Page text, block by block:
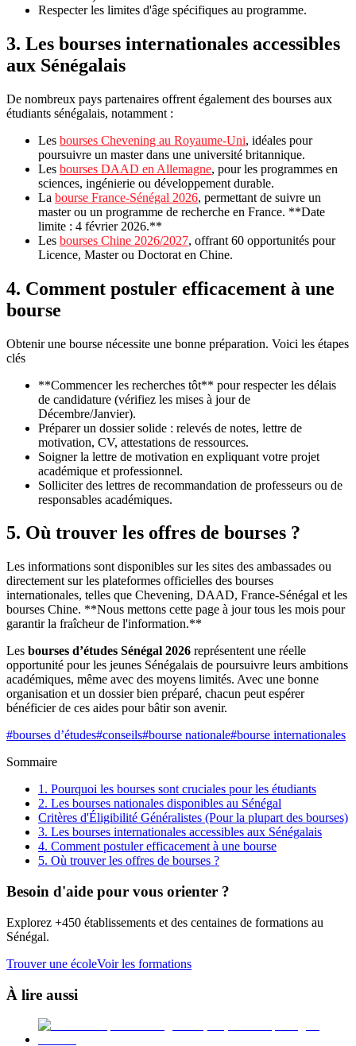
Respecter les limites d'âge spécifiques au programme.
3. Les bourses internationales accessibles
aux Sénégalais
De nombreux pays partenaires offrent également des bourses aux
étudiants sénégalais, notamment :
Les bourses Chevening au Royaume-Uni, idéales pour
poursuivre un master dans une université britannique.
Les bourses DAAD en Allemagne, pour les programmes en
sciences, ingénierie ou développement durable.
La bourse France‑Sénégal 2026, permettant de suivre un
master ou un programme de recherche en France. **Date
limite : 4 février 2026.**
Les bourses Chine 2026/2027, offrant 60 opportunités pour
Licence, Master ou Doctorat en Chine.
4. Comment postuler efficacement à une
bourse
Obtenir une bourse nécessite une bonne préparation. Voici les étapes
clés
**Commencer les recherches tôt** pour respecter les délais
de candidature (vérifiez les mises à jour de
Décembre/Janvier).
Préparer un dossier solide : relevés de notes, lettre de
motivation, CV, attestations de ressources.
Soigner la lettre de motivation en expliquant votre projet
académique et professionnel.
Solliciter des lettres de recommandation de professeurs ou de
responsables académiques.
5. Où trouver les offres de bourses ?
Les informations sont disponibles sur les sites des ambassades ou
directement sur les plateformes officielles des bourses
internationales, telles que Chevening, DAAD, France‑Sénégal et les
bourses Chine. **Nous mettons cette page à jour tous les mois pour
garantir la fraîcheur de l'information.**
Les bourses d’études Sénégal 2026 représentent une réelle
opportunité pour les jeunes Sénégalais de poursuivre leurs ambitions
académiques, même avec des moyens limités. Avec une bonne
organisation et un dossier bien préparé, chacun peut espérer
bénéficier de ces aides pour bâtir son avenir.
#bourses d’études#conseils#bourse nationale#bourse internationales
Sommaire
1. Pourquoi les bourses sont cruciales pour les étudiants
2. Les bourses nationales disponibles au Sénégal
Critères d'Éligibilité Généralistes (Pour la plupart des bourses)
3. Les bourses internationales accessibles aux Sénégalais
4. Comment postuler efficacement à une bourse
5. Où trouver les offres de bourses ?
Besoin d'aide pour vous orienter ?
Explorez +450 établissements et des centaines de formations au
Sénégal.
Trouver une écoleVoir les formations
À lire aussi